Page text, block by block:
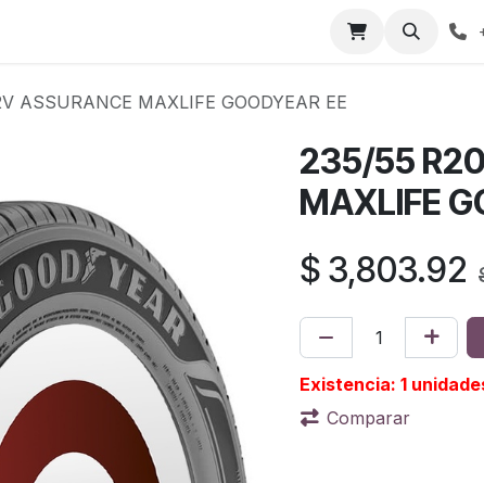
Condiciones de compra
ASSURANCE MAXLIFE GOODYEAR EE
235/55
MAXLIFE
$ 3,803.92
Existencia: 1
Comparar